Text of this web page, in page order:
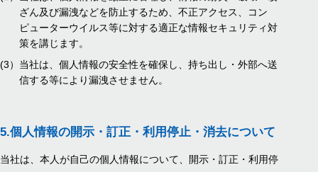
ざん及び漏洩などを防止するため、不正アクセス、コン
ピューターウイルス等に対する適正な情報セキュリティ対
策を講じます。
(3） 当社は、個人情報の安全性を確保し、持ち出し・外部へ送
信する等により漏洩させません。
5.個人情報の開示・訂正・利用停止・消去について
当社は、本人が自己の個人情報について、開示・訂正・利用停